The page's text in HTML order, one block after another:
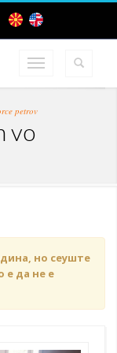
petrov
vo
но сеуште
е да не е